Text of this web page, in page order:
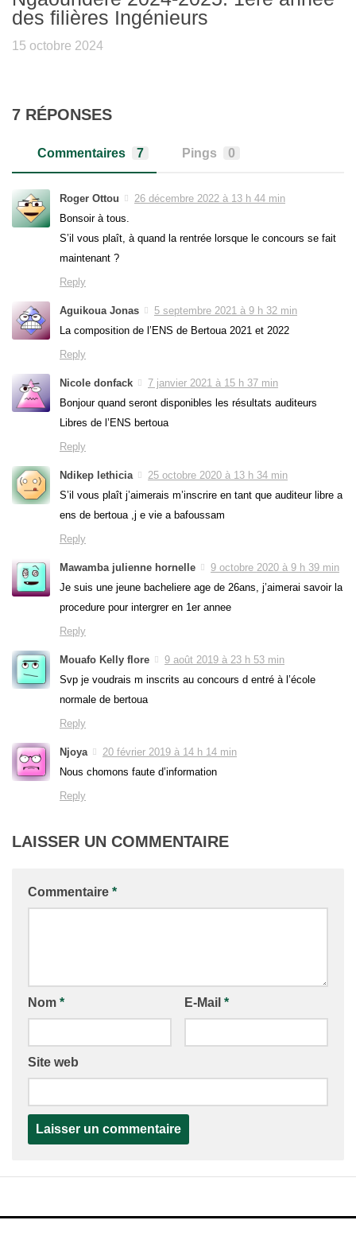
des filières Ingénieurs
15 octobre 2024
7 RÉPONSES
Commentaires 7 Pings 0
Roger Ottou
26 décembre 2022 à 13 h 44 min
Bonsoir à tous.
S’il vous plaît, à quand la rentrée lorsque le concours se fait
maintenant ?
Reply
Aguikoua Jonas
5 septembre 2021 à 9 h 32 min
La composition de l’ENS de Bertoua 2021 et 2022
Reply
Nicole donfack
7 janvier 2021 à 15 h 37 min
Bonjour quand seront disponibles les résultats auditeurs
Libres de l’ENS bertoua
Reply
Ndikep lethicia
25 octobre 2020 à 13 h 34 min
S’il vous plaît j’aimerais m’inscrire en tant que auditeur libre a
ens de bertoua ,j e vie a bafoussam
Reply
Mawamba julienne hornelle
9 octobre 2020 à 9 h 39 min
Je suis une jeune bacheliere age de 26ans, j’aimerai savoir la
procedure pour intergrer en 1er annee
Reply
Mouafo Kelly flore
9 août 2019 à 23 h 53 min
Svp je voudrais m inscrits au concours d entré à l’école
normale de bertoua
Reply
Njoya
20 février 2019 à 14 h 14 min
Nous chomons faute d’information
Reply
LAISSER UN COMMENTAIRE
Commentaire *
Nom * E-Mail *
Site web